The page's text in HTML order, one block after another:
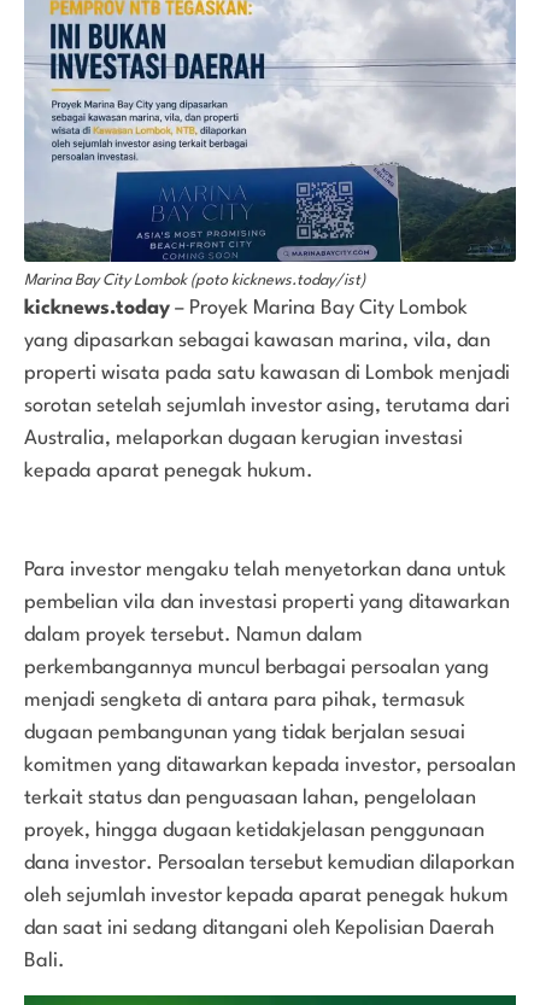
Marina Bay City Lombok (poto kicknews.today/ist)
kicknews.today – Proyek Marina Bay City Lombok
yang dipasarkan sebagai kawasan marina, vila, dan
properti wisata pada satu kawasan di Lombok menjadi
sorotan setelah sejumlah investor asing, terutama dari
Australia, melaporkan dugaan kerugian investasi
kepada aparat penegak hukum.
Para investor mengaku telah menyetorkan dana untuk
pembelian vila dan investasi properti yang ditawarkan
dalam proyek tersebut. Namun dalam
perkembangannya muncul berbagai persoalan yang
menjadi sengketa di antara para pihak, termasuk
dugaan pembangunan yang tidak berjalan sesuai
komitmen yang ditawarkan kepada investor, persoalan
terkait status dan penguasaan lahan, pengelolaan
proyek, hingga dugaan ketidakjelasan penggunaan
dana investor. Persoalan tersebut kemudian dilaporkan
oleh sejumlah investor kepada aparat penegak hukum
dan saat ini sedang ditangani oleh Kepolisian Daerah
Bali.